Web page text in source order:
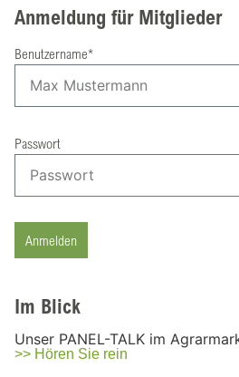
Anmeldung für Mitglieder
Benutzername*
Passwort
Anmelden
Im Blick
Unser PANEL-TALK im
>> Hören Sie rein